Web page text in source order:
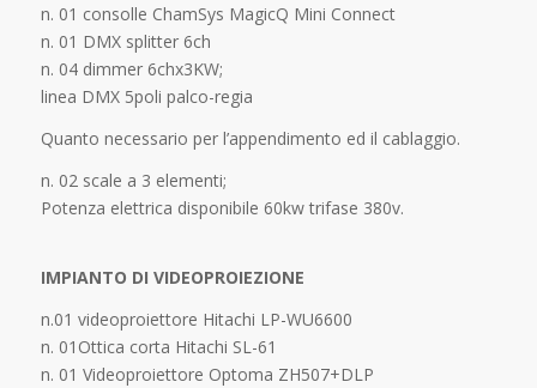
n. 01 consolle ChamSys MagicQ Mini Connect
n. 01 DMX splitter 6ch
n. 04 dimmer 6chx3KW;
linea DMX 5poli palco-regia
Quanto necessario per l’appendimento ed il cablaggio.
n. 02 scale a 3 elementi;
Potenza elettrica disponibile 60kw trifase 380v.
IMPIANTO DI VIDEOPROIEZIONE
n.01 videoproiettore Hitachi LP-WU6600
n. 01Ottica corta Hitachi SL-61
n. 01 Videoproiettore Optoma ZH507+DLP